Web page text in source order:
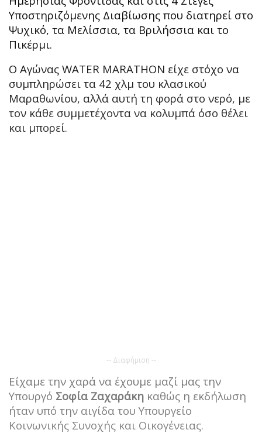
Υποστηριζόμενης Διαβίωσης που διατηρεί στο
Ψυχικό, τα Μελίσσια, τα Βριλήσσια και το
Πικέρμι.
Ο Αγώνας WATER MARATHON είχε στόχο να
συμπληρώσει τα 42 χλμ του κλασικού
Μαραθωνίου, αλλά αυτή τη φορά στο νερό, με
τον κάθε συμμετέχοντα να κολυμπά όσο θέλει
και μπορεί.
-- Διαφήμιση --
Είχαμε την χαρά να έχουμε μαζί μας την
Υπουργό Σοφία Ζαχαράκη καθώς η εκδήλωση
ήταν υπό την αιγίδα του Υπουργείο
Κοινωνικής Συνοχής και Οικογένειας.